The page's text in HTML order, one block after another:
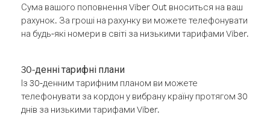
Сума вашого поповнення Viber Out вноситься на ваш
рахунок. За гроші на рахунку ви можете телефонувати
на будь-які номери в світі за низькими тарифами Viber.
30-денні тарифні плани
Із 30-денним тарифним планом ви можете
телефонувати за кордон у вибрану країну протягом 30
днів за низькими тарифами Viber.